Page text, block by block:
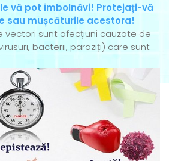
vă pot îmbolnăvi! Protejați-vă
sau mușcăturile acestora!
vectori sunt afecțiuni cauzate de
bacterii, paraziți) care sunt